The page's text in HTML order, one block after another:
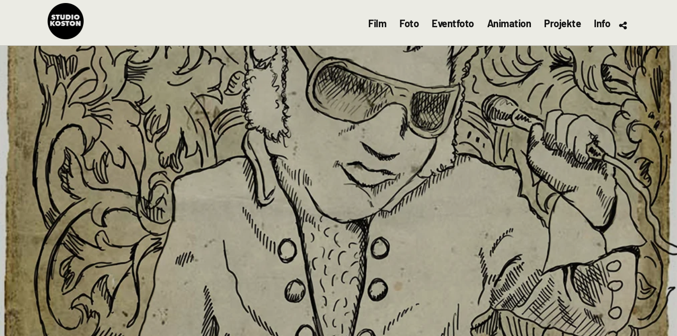
Film Foto Eventfoto Animation Projekte Info